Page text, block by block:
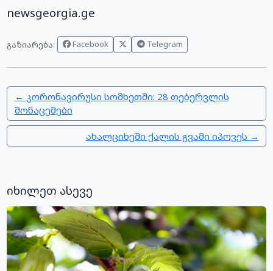
newsgeorgia.ge
გაზიარება: Facebook Telegram
← კორონავირუსი სომხეთში: 28 თებერვლის
მონაცემები
ახალციხეში ქალის გვამი იპოვეს →
იხილეთ ასევე